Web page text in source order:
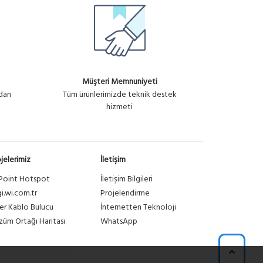
Müşteri Memnuniyeti
Tüm ürünlerimizde teknik destek
hizmeti
Hotspot
Kablo Bulucu
Ortağı Haritası
İletişim
İletişim Bilgileri
Projelendirme
İnternetten Teknoloji
WhatsApp